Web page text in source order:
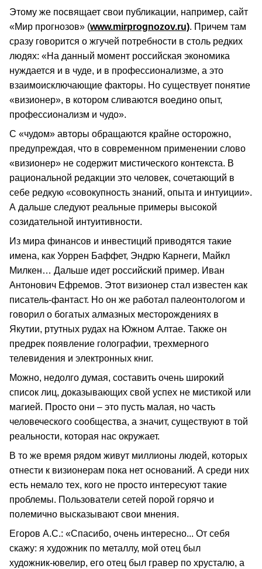
Этому же посвящает свои публикации, например, сайт
«Мир прогнозов» (www.mirprognozov.ru). Причем там
сразу говорится о жгучей потребности в столь редких
людях: «На данный момент российская экономика
нуждается и в чуде, и в профессионализме, а это
взаимоисключающие факторы. Но существует понятие
«визионер», в котором сливаются воедино опыт,
профессионализм и чудо».
С «чудом» авторы обращаются крайне осторожно,
предупреждая, что в современном применении слово
«визионер» не содержит мистического контекста. В
рациональной редакции это человек, сочетающий в
себе редкую «совокупность знаний, опыта и интуиции».
А дальше следуют реальные примеры высокой
созидательной интуитивности.
Из мира финансов и инвестиций приводятся такие
имена, как Уоррен Баффет, Эндрю Карнеги, Майкл
Милкен… Дальше идет российский пример. Иван
Антонович Ефремов. Этот визионер стал известен как
писатель‑фантаст. Но он же работал палеонтологом и
говорил о богатых алмазных месторождениях в
Якутии, ртутных рудах на Южном Алтае. Также он
предрек появление голографии, трехмерного
телевидения и электронных книг.
Можно, недолго думая, составить очень широкий
список лиц, доказывающих свой успех не мистикой или
магией. Просто они – это пусть малая, но часть
человеческого сообщества, а значит, существуют в той
реальности, которая нас окружает.
В то же время рядом живут миллионы людей, которых
отнести к визионерам пока нет оснований. А среди них
есть немало тех, кого не просто интересуют такие
проблемы. Пользователи сетей порой горячо и
полемично высказывают свои мнения.
Егоров А.С.: «Спасибо, очень интересно... От себя
скажу: я художник по металлу, мой отец был
художник‑ювелир, его отец был гравер по хрусталю, а